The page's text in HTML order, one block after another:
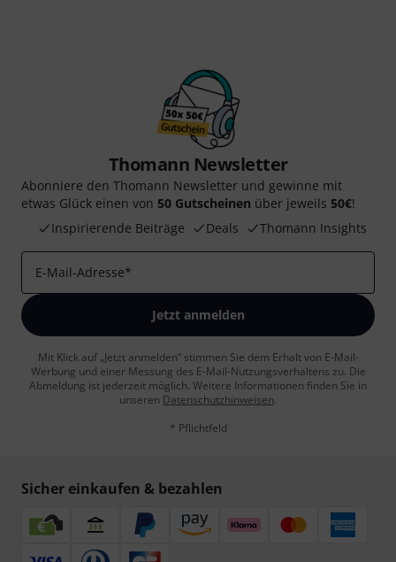
Thomann Newsletter
Abonniere den Thomann Newsletter und gewinne mit
etwas Glück einen von 50 Gutscheinen über jeweils 50€!
Inspirierende Beiträge
Deals Thomann Insights
E-Mail-Adresse*
Jetzt anmelden
Mit Klick auf „Jetzt anmelden“ stimmen Sie dem Erhalt von E-Mail-
Werbung und einer Messung des E-Mail-Nutzungsverhaltens zu. Die
Abmeldung ist jederzeit möglich. Weitere Informationen finden Sie in
unseren Datenschutzhinweisen.
* Pflichtfeld
Sicher einkaufen & bezahlen